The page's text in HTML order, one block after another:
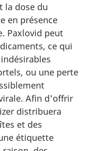
la dose du
en présence
Paxlovid peut
ce qui
ou une perte
Afin d'offrir
distribuera
et des
étiquette